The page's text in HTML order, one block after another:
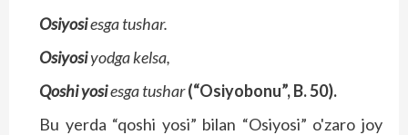
Osiyosiesga tushar.
Osiyosiyodga kelsa,
Qoshi yosiesga tushar(“Osiyobonu”, B. 50).
Bu yerda “qoshi yosi” bilan “Osiyosi” o'zaro joy